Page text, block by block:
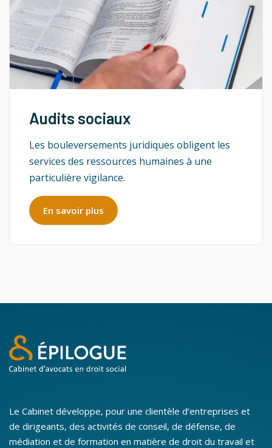
Audits sociaux
Les bouleversements juridiques obligent les
services des ressources humaines à une
particulière vigilance.
En savoir plus
Le Cabinet développe, pour une clientèle d’entreprises et
de dirigeants, des activités de conseil, de défense, de
médiation et de formation en matière de droit du travail et